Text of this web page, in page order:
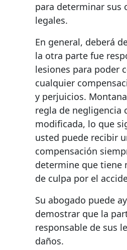
para determinar sus
legales.
En general, deberá
la otra parte fue
lesiones para poder
cualquier
y perjuicios.
regla de negligencia
modificada, lo que
usted puede recibir
compensación
determine que tiene
de culpa por el
Su abogado puede
demostrar que la
responsable de sus
daños.